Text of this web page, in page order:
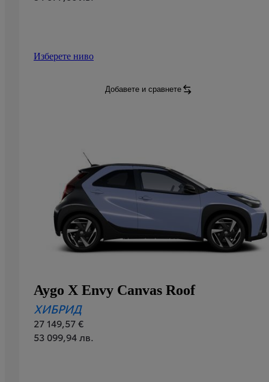
Aygo X GR SPORT
Изберете ниво
Добавете и сравнете
Aygo X Envy Canvas Roof
ХИБРИД
27 149,57 €
53 099,94 лв.